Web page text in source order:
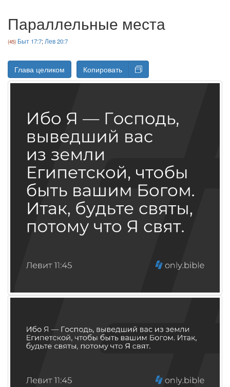
Параллельные места
Быт 17:7; Лев 20:7
Глава целиком Копировать